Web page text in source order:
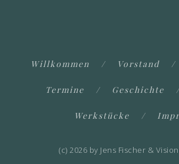
Willkommen Vorstand
Termine Geschichte
Werkstücke
(c) 2026 by Jens Fischer &